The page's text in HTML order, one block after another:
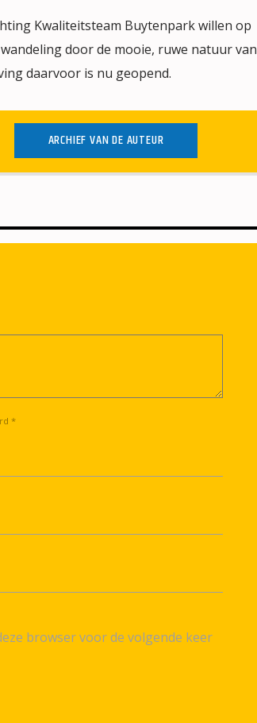
Kwaliteitsteam Buytenpark willen op
door de mooie, ruwe natuur van
daarvoor is nu geopend.
ARCHIEF VAN DE AUTEUR
*
browser voor de volgende keer